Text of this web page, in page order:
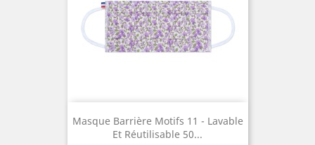
Masque Barrière Motifs 11 - Lavable
Et Réutilisable 50...